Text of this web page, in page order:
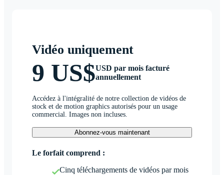
Vidéo uniquement
9 US$USD par mois facturé
annuellement
Accédez à l'intégralité de notre collection de vidéos de
stock et de motion graphics autorisés pour un usage
commercial. Images non incluses.
Abonnez-vous maintenant
Le forfait comprend :
Cinq téléchargements de vidéos par mois